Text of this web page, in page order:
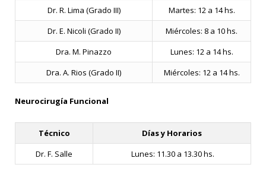
Dr. R. Lima (Grado III)
Martes: 12 a 14 hs.
Dr. E. Nicoli (Grado II)
Miércoles: 8 a 10 hs.
Dra. M. Pinazzo
Lunes: 12 a 14 hs.
Dra. A. Rios (Grado II)
Miércoles: 12 a 14 hs.
Neurocirugía Funcional
Técnico
Días y Horarios
Dr. F. Salle
Lunes: 11.30 a 13.30 hs.